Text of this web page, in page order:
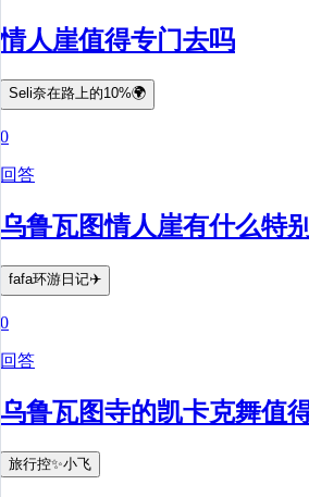
情人崖值得专门去吗
Seli奈在路上的10%🌍
0
回答
乌鲁瓦图情人崖有什么特
fafa环游日记✈️
0
回答
乌鲁瓦图寺的凯卡克舞值
旅行控✨小飞